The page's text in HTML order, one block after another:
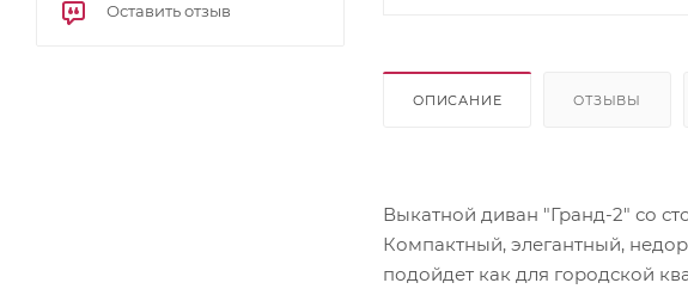
ОПИСАНИЕ ОТЗЫВЫ
Выкатной диван "Гранд-2" со
подойдет как для городской
Оставить отзыв